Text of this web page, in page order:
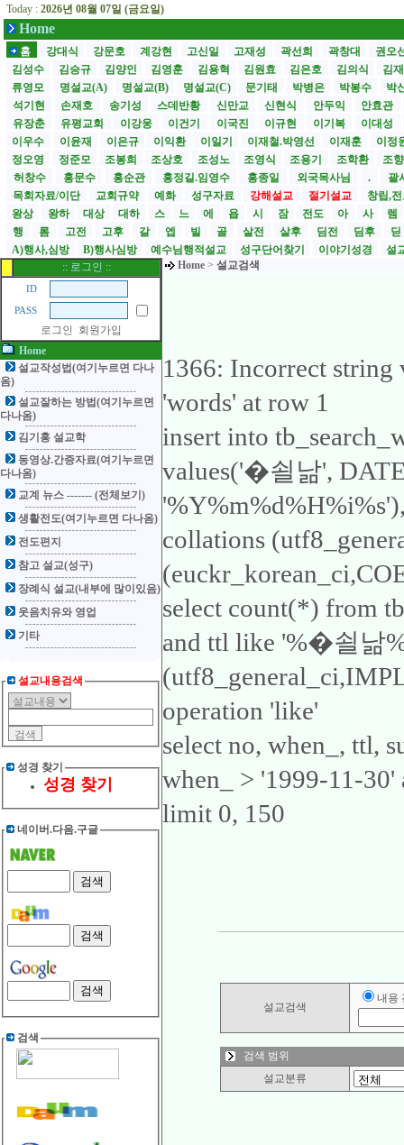
Today : 2026년 08월 07일 (금요일)
Home
홈 강대식 강문호 계강현 고신일 고재성 곽선희 곽창대
권오
김성수
김승규 김양인 김영훈 김용혁 김원효 김은호 김의식
김
류영모
명설교(A) 명설교(B) 명설교(C) 문기태 박병은 박봉수
박
석기현
손재호 송기성 스데반황 신만교 신현식 안두익
안효관
유장춘
유평교회 이강웅 이건기 이국진 이규현 이기복
이대성
이우수
이윤재 이은규 이익환 이일기 이재철.박영선 이재훈
이정
정오영
정준모 조봉희 조상호 조성노 조영식 조용기 조학환
조
허창수
홍문수 홍순관 홍정길.임영수 홍종일 외국목사님 .
괄
목회자료/이단
교회규약 예화 성구자료 강해설교 절기설교
창립,
왕상
왕하 대상 대하 스 느 에 욥 시 잠 전도 아 사
렘
행
롬 고전 고후 갈 엡 빌 골 살전 살후 딤전 딤후
딛
A)행사,심방
B)행사심방 예수님행적설교 성구단어찾기 이야기성경
설
:: 로그인 ::
ID
PASS
로그인
회원가입
Home
설교작성법(여기누르면 다나
옴)
설교잘하는 방법(여기누르면
다나옴)
김기홍 설교학
동영상.간증자료(여기누르면
다나옴)
교계 뉴스 ------- (전체보기)
생활전도(여기누르면 다나옴)
전도편지
참고 설교(성구)
장례식 설교(내부에 많이있음)
웃음치유와 영업
기타
설교내용검색
성경 찾기
성경 찾기
네이버.다음.구글
검색
Home > 설교검색
1366: Incorrect
'words' at row 1
insert into
values('�쇨낢',
collations
select count(*) from
and ttl like '%�쇨낢
operation 'like'
select no, when_, ttl,
when_ > '1999-11-
limit 0, 150
설교검색
내용
검색 범위
설교분류